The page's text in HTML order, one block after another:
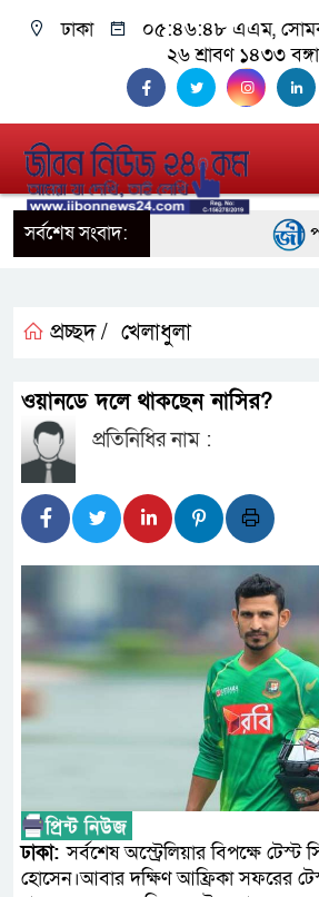
ঢাকা ০৫:৪৬:৪৮ এএম,
২৬ শ্রাবণ ১৪৩৩
সর্বশেষ সংবাদ:
প্রধানমন্ত্রী
সদস্য
নিয়েছে
নেই :
প্রচ্ছদ / খেলাধুলা
ওয়ানডে দলে থাকছেন নাসির?
প্রতিনিধির নাম :
ঢাকা:সর্বশেষ অস্ট্রেলিয়ার বিপক্ষে টেস্ট
হোসেন।আবার দক্ষিণ আফ্রিকা সফরের